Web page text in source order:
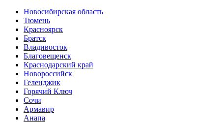
Новосибирская область
Тюмень
Красноярск
Братск
Владивосток
Благовещенск
Краснодарский край
Новороссийск
Геленджик
Горячий Ключ
Сочи
Армавир
Анапа